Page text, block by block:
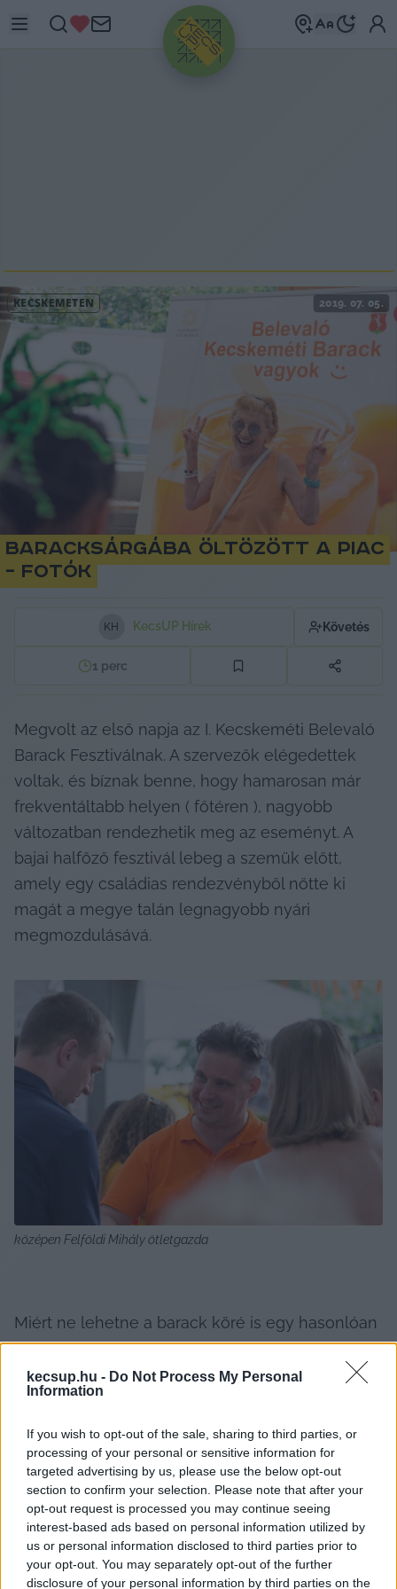
kecsup.hu - Do Not Process My Personal
Information
If you wish to opt-out of the sale, sharing to third parties, or
processing of your personal or sensitive information for
targeted advertising by us, please use the below opt-out
section to confirm your selection. Please note that after your
opt-out request is processed you may continue seeing
interest-based ads based on personal information utilized by
us or personal information disclosed to third parties prior to
your opt-out. You may separately opt-out of the further
disclosure of your personal information by third parties on the
HIRDETÉS
KECSKEMÉTEN 2019. 07. 05.
Baracksárgába öltözött a piac
– fotók
KH KecsUP Hírek Követés
1 perc
Megvolt az első napja az I. Kecskeméti Belevaló
Barack Fesztiválnak. A szervezők elégedettek
voltak, és bíznak benne, hogy hamarosan már
frekventáltabb helyen ( főtéren ), nagyobb
változatban rendezhetik meg az eseményt. A
bajai halfőző fesztivál lebeg a szemük előtt,
amely egy családias rendezvényből nőtte ki
magát a megye talán legnagyobb nyári
megmozdulásává.
középen Felföldi Mihály ötletgazda
Miért ne lehetne a barack köré is egy hasonlóan
népszerű rendezvényt összehozni? Tette fel a
költői kérdést az ötletgazda Felföldi Mihály,
érdeklődésünkre. A baracklekvár főző fesztivál
talán túlzás lenne a bajai analógia alapján, de
számos lehetőség rejlik ebben a gyümölcsben.